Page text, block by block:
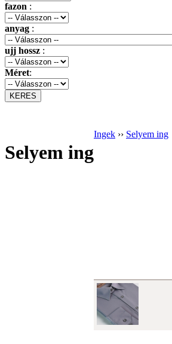
fazon :
anyag :
ujj hossz :
Méret:
Selyem ing
Ingek ›› Selyem ing